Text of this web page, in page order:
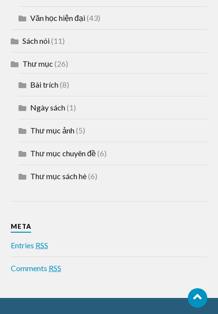
Văn học hiện đại(43)
Sách nói(11)
Thư mục (26)
Bài trích(8)
Ngày sách(1)
Thư mục ảnh(5)
Thư mục chuyên đề(6)
Thư mục sách hè(6)
META
Entries RSS
Comments RSS